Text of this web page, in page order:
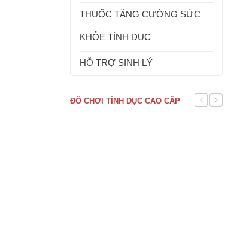
THUỐC TĂNG CƯỜNG SỨC
KHỎE TÌNH DỤC
HỖ TRỢ SINH LÝ
ĐỒ CHƠI TÌNH DỤC CAO CẤP